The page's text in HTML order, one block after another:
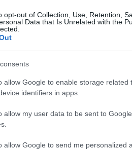
opt-out of Collection, Use, Retention,
Data that Is Unrelated with the
allow Google to enable storage related
identifiers in apps.
allow my user data to be sent to
allow Google to send me personalized
alrendszere –
végéig 3,85 ezer milliárd
3,74 ezer milliárd
alapjai 150,3 milliárd
43,9 milliárd forintos
keletkezett, ami még a
A költségvetési
számolt, vagyis ennek